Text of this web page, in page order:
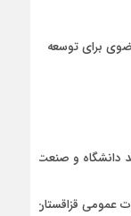
برای توسعه
دانشگاه و صنعت
عمومی قزاقستان